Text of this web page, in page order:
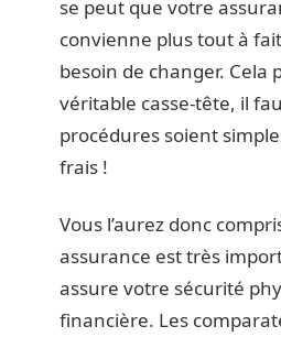
se peut que votre
convienne plus tout à
besoin de changer. Cela
véritable casse-tête, il
procédures soient
frais !
Vous l’aurez donc
assurance est très
assure votre sécurité
financière. Les